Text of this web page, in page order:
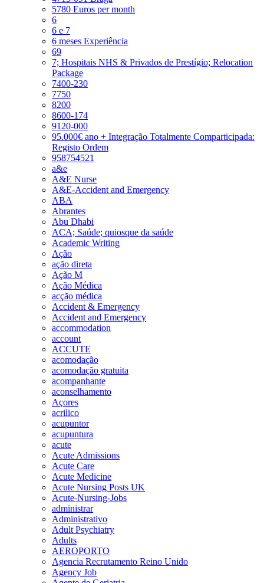
5780 Euros per month
6
6 e 7
6 meses Experiência
69
7; Hospitais NHS & Privados de Prestígio; Relocation
Package
7400-230
7750
8200
8600-174
9120-000
95.000€ ano + Integração Totalmente Comparticipada:
Registo Ordem
958754521
a&e
A&E Nurse
A&E-Accident and Emergency
ABA
Abrantes
Abu Dhabi
ACA; Saúde; quiosque da saúde
Academic Writing
Ação
ação direta
Ação M
Ação Médica
acção médica
Accident & Emergency
Accident and Emergency
accommodation
account
ACCUTE
acomodação
acomodação gratuita
acompanhante
aconselhamento
Açores
acrilico
acupuntor
acupuntura
acute
Acute Admissions
Acute Care
Acute Medicine
Acute Nursing Posts UK
Acute-Nursing-Jobs
administrar
Administrativo
Adult Psychiatry
Adults
AEROPORTO
Agencia Recrutamento Reino Unido
Agency Job